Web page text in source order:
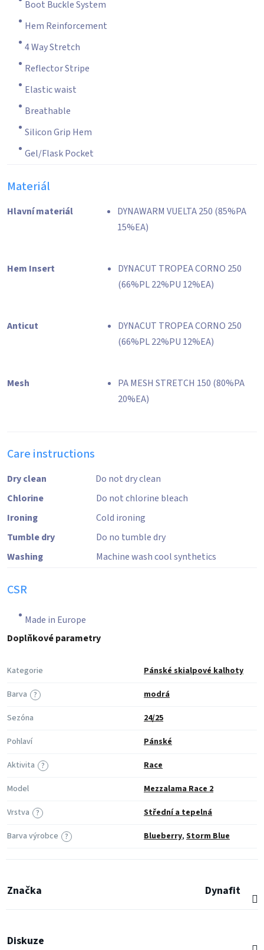
Boot Buckle System
Hem Reinforcement
4 Way Stretch
Reflector Stripe
Elastic waist
Breathable
Silicon Grip Hem
Gel/Flask Pocket
Materiál
Hlavní materiál
DYNAWARM VUELTA 250 (85%PA
15%EA)
Hem Insert
DYNACUT TROPEA CORNO 250
(66%PL 22%PU 12%EA)
Anticut
DYNACUT TROPEA CORNO 250
(66%PL 22%PU 12%EA)
Mesh
PA MESH STRETCH 150 (80%PA
20%EA)
Care instructions
Dry clean
Do not dry clean
Chlorine
Do not chlorine bleach
Ironing
Cold ironing
Tumble dry
Do no tumble dry
Washing
Machine wash cool synthetics
CSR
Made in Europe
Doplňkové parametry
Kategorie Pánské skialpové kalhoty
?
Barva
modrá
Sezóna
24/25
Pohlaví
Pánské
?
Aktivita
Race
Model
Mezzalama Race 2
?
Vrstva Střední a tepelná
?
Barva výrobce Blueberry, Storm Blue
Značka Dynafit
Diskuze